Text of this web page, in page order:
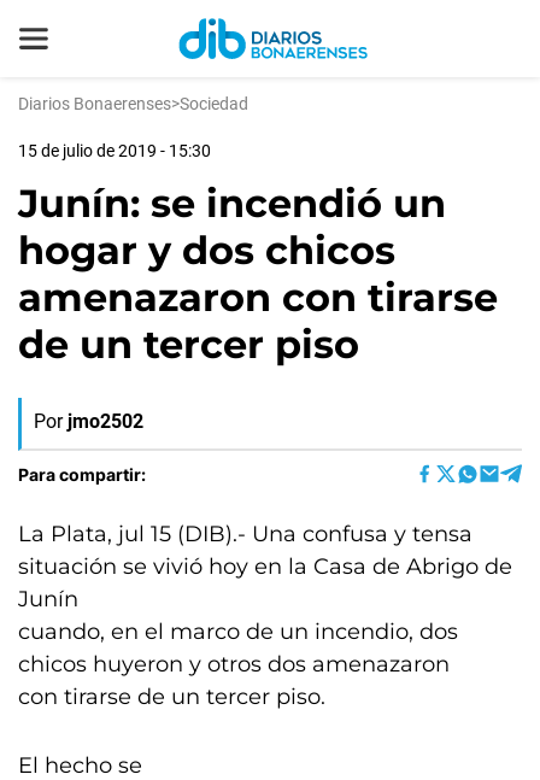
Diarios Bonaerenses>Sociedad
15 de julio de 2019 - 15:30
Junín: se incendió un
hogar y dos chicos
amenazaron con tirarse
de un tercer piso
Por jmo2502
Para compartir:
La Plata, jul 15 (DIB).- Una confusa y tensa
situación se vivió hoy en la Casa de Abrigo de
Junín
cuando, en el marco de un incendio, dos
chicos huyeron y otros dos amenazaron
con tirarse de un tercer piso.
El hecho se